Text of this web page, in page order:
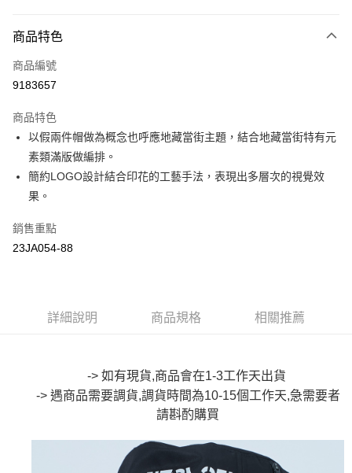
信用卡一次付款
超商取貨付款
Apple Pay
街口支付
悠遊付
Google Pay
全盈+PAY
【大哥付你分期使用說明】
3.實際核准額度、可分期數及費用金額請依後續交易確認頁面所載為準。
4.訂單成立30分鐘內，如未前往確認交易或遇審核未通過，訂單將自動取
消。如遇「轉專審核」未通過狀況，表示未達大哥付你分期系統評分，恕無
【繳款方式說明】
1.分期款項不併入電信帳單，「大哥付你分期」於每月結算日後寄送繳費提
AFTEE先享後付
AFTEE先享後付是「在收到商品之後才付款」的支付方式。 讓您購物簡單
便利好安心！
１．簡單：不需註冊會員、不需綁卡、不需儲值。
２．便利：只要手機號碼，簡訊認證，即可結帳。
【「AFTEE先享後付」結帳流程】
全家取貨付款
每筆NT$80，滿NT$888(含以上)免運費
商品特色
商品編號
9183657
商品特色
以假兩件帽做為概念也呼應地藏當街主題，結合地藏當街特有元
素類滿版做編排。
簡約LOGO設計結合印花的工藝手法，表現出多層次的視覺效
果。
銷售重點
23JA054-88
詳細說明 商品規格 相關推薦
-> 如有現貨,商品會在1-3工作天出貨
-> 遇商品需要調貨,調貨時間為10-15個工作天,急需要者
請斟酌購買